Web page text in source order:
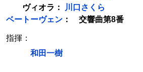
ヴィオラ：
川口さくら
ベートーヴェン ： 交響曲第8番
指揮：
和田一樹